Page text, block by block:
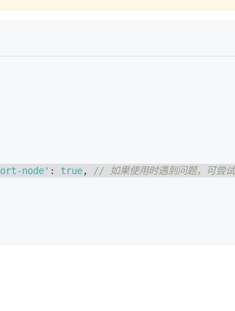
node' : true, // 如果使用时遇到问题，可